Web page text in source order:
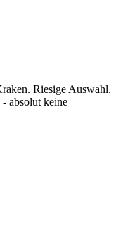
Riesige Auswahl.
absolut keine